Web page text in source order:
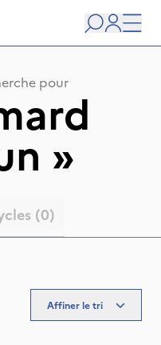
user
pour
»
(0)
Affiner le tri